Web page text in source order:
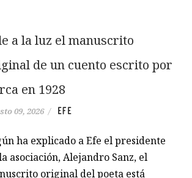
a la luz el manuscrito
de un cuento escrito por
en 1928
09, 2026 / EFE
ha explicado a Efe el presidente
asociación, Alejandro Sanz, el
original del poeta está